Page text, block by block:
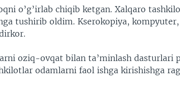
o’g’irlab chiqib ketgan. Xalqaro
tushirib oldim. Kserokopiya,
oziq-ovqat bilan ta’minlash dasturlari
odamlarni faol ishga kirishishga